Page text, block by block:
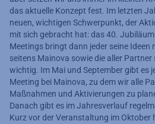
das aktuelle Konzept fest. Im letzten
neuen, wichtigen Schwerpunkt, der
mit sich gebracht hat: das 40.
Meetings bringt dann jeder seine Ideen
seitens Mainova sowie die aller
wichtig. Im Mai und September gibt es
Meeting bei Mainova, zu dem wir alle
Maßnahmen und Aktivierungen zu
Danach gibt es im Jahresverlauf
Kurz vor der Veranstaltung im Oktober